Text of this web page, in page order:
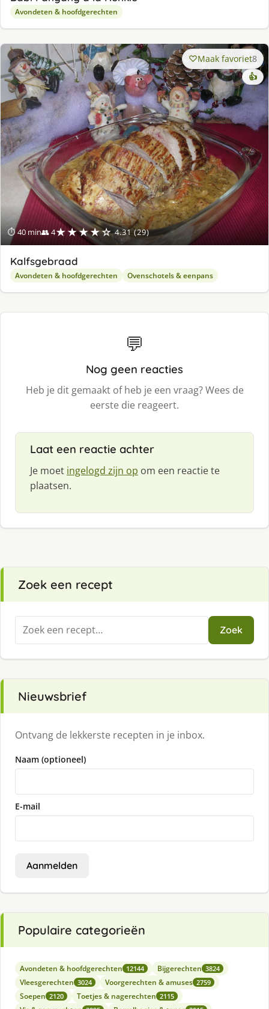
Avondeten & hoofdgerechten
⏱ 40 min👥 4★★★★☆ 4.31 (29)
Maak favoriet8
👍
Kalfsgebraad
Avondeten & hoofdgerechten Ovenschotels & eenpans
💬
Nog geen reacties
Heb je dit gemaakt of heb je een vraag? Wees de
eerste die reageert.
Laat een reactie achter
Je moet ingelogd zijn op om een reactie te
plaatsen.
Zoek een recept
Zoeken
naar:
Zoek
Nieuwsbrief
Ontvang de lekkerste recepten in je inbox.
Naam (optioneel)
E-mail
Aanmelden
Populaire categorieën
Avondeten & hoofdgerechten 12144 Bijgerechten 3824
Vleesgerechten 3024 Voorgerechten & amuses 2759
Soepen 2120 Toetjes & nagerechten 2115